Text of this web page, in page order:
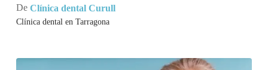
De Clínica dental Curull
Clínica dental en Tarragona